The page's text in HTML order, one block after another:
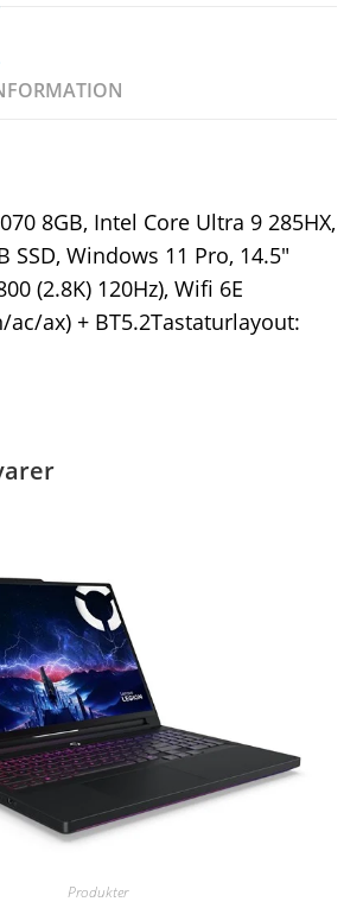
8GB, Intel Core Ultra 9 285HX,
SSD, Windows 11 Pro, 14.5″
(2.8K) 120Hz), Wifi 6E
ax) + BT5.2Tastaturlayout:
Produkter